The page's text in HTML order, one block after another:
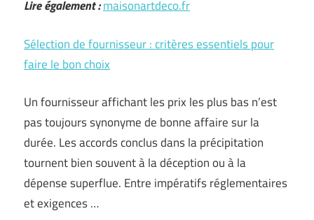
Lire également :maisonartdeco.fr
Sélection de fournisseur : critères essentiels pour
faire le bon choix
Un fournisseur affichant les prix les plus bas n’est
pas toujours synonyme de bonne affaire sur la
durée. Les accords conclus dans la précipitation
tournent bien souvent à la déception ou à la
dépense superflue. Entre impératifs réglementaires
et exigences …